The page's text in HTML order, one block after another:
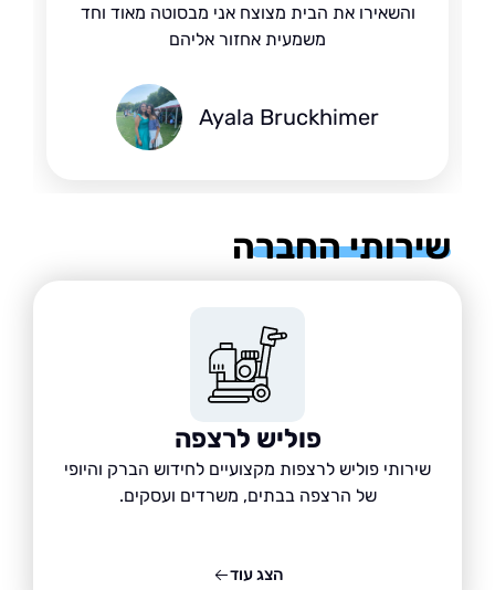
והשאירו את הבית מצוצח אני מבסוטה מאוד וחד
משמעית אחזור אליהם
Ayala Bruckhimer
החברה
פוליש לרצפה
שירותי פוליש לרצפות מקצועיים לחידוש הברק והיופי
של הרצפה בבתים, משרדים ועסקים.